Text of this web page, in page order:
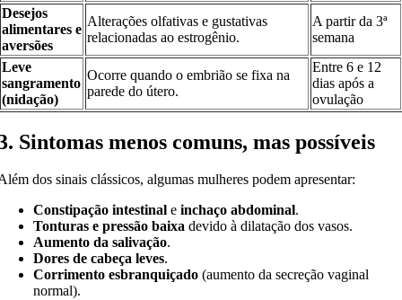
Desejos
alimentares e
aversões
Alterações olfativas e gustativas
relacionadas ao estrogênio.
A partir da 3ª
semana
Leve
sangramento
(nidação)
Ocorre quando o embrião se fixa na
parede do útero.
Entre 6 e 12
dias após a
ovulação
Sintomas menos comuns, mas possíveis
dos sinais clássicos, algumas mulheres podem apresentar:
Constipação intestinal einchaço abdominal.
Tonturas e pressão baixa devido à dilatação dos vasos.
Aumento da salivação.
Dores de cabeça leves.
Corrimento esbranquiçado (aumento da secreção vaginal
normal).